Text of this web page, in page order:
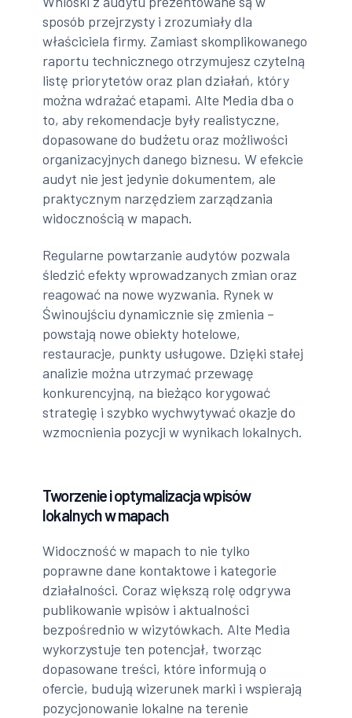
sposób przejrzysty i zrozumiały dla
właściciela firmy. Zamiast skomplikowanego
raportu technicznego otrzymujesz czytelną
listę priorytetów oraz plan działań, który
można wdrażać etapami. Alte Media dba o
to, aby rekomendacje były realistyczne,
dopasowane do budżetu oraz możliwości
organizacyjnych danego biznesu. W efekcie
audyt nie jest jedynie dokumentem, ale
praktycznym narzędziem zarządzania
widocznością w mapach.
Regularne powtarzanie audytów pozwala
śledzić efekty wprowadzanych zmian oraz
reagować na nowe wyzwania. Rynek w
Świnoujściu dynamicznie się zmienia –
powstają nowe obiekty hotelowe,
restauracje, punkty usługowe. Dzięki stałej
analizie można utrzymać przewagę
konkurencyjną, na bieżąco korygować
strategię i szybko wychwytywać okazje do
wzmocnienia pozycji w wynikach lokalnych.
Tworzenie i optymalizacja wpisów
lokalnych w mapach
Widoczność w mapach to nie tylko
poprawne dane kontaktowe i kategorie
działalności. Coraz większą rolę odgrywa
publikowanie wpisów i aktualności
bezpośrednio w wizytówkach. Alte Media
wykorzystuje ten potencjał, tworząc
dopasowane treści, które informują o
ofercie, budują wizerunek marki i wspierają
pozycjonowanie lokalne na terenie